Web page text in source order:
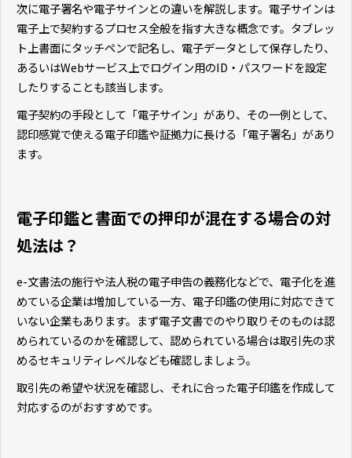
次に電子署名や電子サインとの違いを解説します。電子サインは
電子上で契約するプロセス全般を指す大きな概念です。タブレッ
ト上書面にタッチペンで記名し、電子データとして保存したり、
あるいはWebサービス上でログイン用のID・パスワードを設定
したりすることも該当します。
電子契約の手段として「電子サイン」があり、その一例として、
認印感覚で使える電子印鑑や証拠力に長ける「電子署名」があり
ます。
電子印鑑と書面での押印が混在する場合の対
処法は？
e-文書法の施行や法人税の電子申告の義務化などで、電子化を進
めている企業は増加している一方、電子印鑑の使用に対応できて
いない企業もあります。まず電子文書でのやり取りそのものは認
められているのかを確認して、認められている場合は取引先の求
めるセキュリティレベルなども確認しましょう。
取引先の希望や状況を確認し、それに合った電子印鑑を作成して
対応するのがおすすめです。